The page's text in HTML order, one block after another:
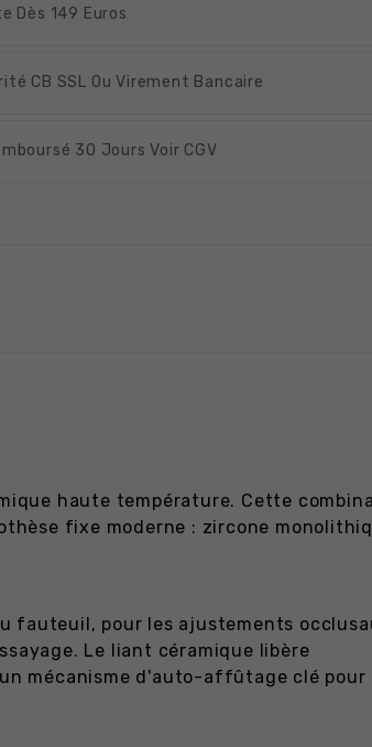
Dès 149 Euros
CB SSL Ou Virement Bancaire
30 Jours Voir CGV
haute température. Cette
fixe moderne : zircone
fauteuil, pour les ajustements
Le liant céramique libère
mécanisme d'auto-affûtage clé pour